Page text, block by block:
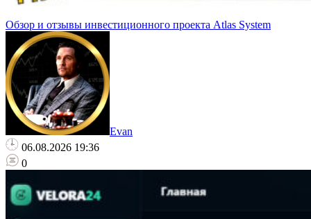
Oбзор и отзывы инвестиционного проекта Atlas System
Evan
06.08.2026 19:36
0